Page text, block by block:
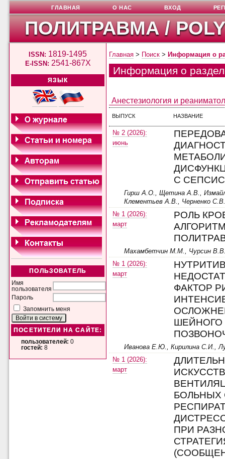
ПОЛИТРАВМА /
ISSN: 1819-1495
E-ISSN: 2541-867X
ЯЗЫК
ПОЛЬЗОВАТЕЛЬ
Имя
пользователя
Пароль
Запомнить меня
ПОСЕТИТЕЛИ НА САЙТЕ:
пользователей: 0
гостей: 8
ГЛАВНАЯ О НАС ВХОД
Главная > Поиск > Информация о
Информация о
Анестезиология и
ВЫПУСК НАЗВАНИЕ
№ 2 (2026):
июнь
С
Гирш А.О., Щетина А.В.,
Клементьев А.В., Черненко
№ 1 (2026):
март
РОЛЬ
Махамбетчин М.М., Чурсин
№ 1 (2026):
март
ФАКТОР
ШЕЙНОГО
Иванова Е.Ю., Кирилина С.И.,
№ 1 (2026):
март
БОЛЬНЫХ
ПРИ